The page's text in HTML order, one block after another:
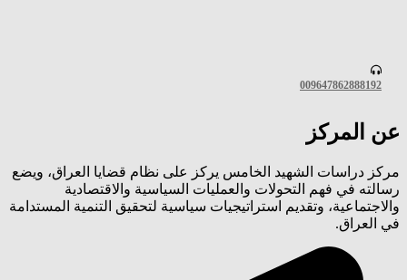
دراسات الشهيد الخامس يركز على نظام قضايا العراق، ويضع
في فهم التحولات والعمليات السياسية والاقتصادية
وتقديم استراتيجيات سياسية لتحقيق التنمية المستدامة